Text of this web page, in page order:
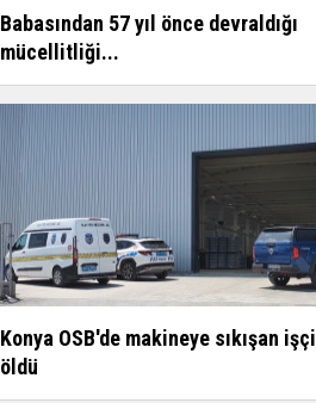
Babasından 57 yıl önce devraldığı
mücellitliği...
Konya OSB'de makineye sıkışan işçi
öldü